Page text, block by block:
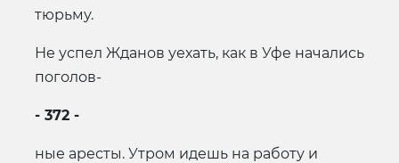
тюрьму.
Не успел Жданов уехать, как в Уфе начались
поголов-
- 372 -
ные аресты. Утром идешь на работу и